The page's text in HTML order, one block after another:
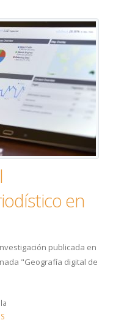
en
publicada en
"Geografía digital de